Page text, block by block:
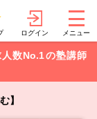
ログイン メニュー
数No.1の塾講師
】